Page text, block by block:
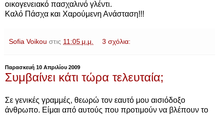
οικογενειακό πασχαλινό γλέντι.
Καλό Πάσχα και Χαρούμενη Ανάσταση!!!
Sofia Voikou στις 11:05 μ.μ. 3 σχόλια:
Παρασκευή 10 Απριλίου 2009
Συμβαίνει κάτι τώρα τελευταία;
Σε γενικές γραμμές, θεωρώ τον εαυτό μου αισιόδοξο
άνθρωπο. Είμαι από αυτούς που προτιμούν να βλέπουν το